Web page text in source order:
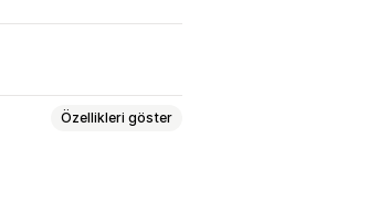
Özellikleri göster